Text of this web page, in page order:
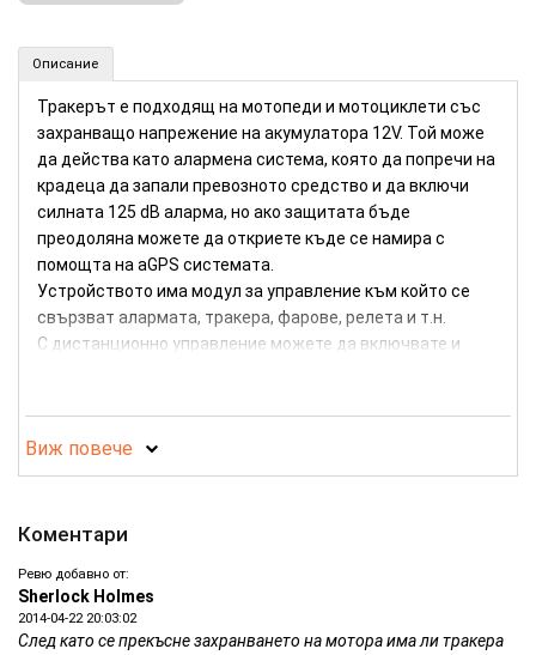
Описание
Тракерът е подходящ на мотопеди и мотоциклети със
захранващо напрежение на акумулатора 12V. Той може
да действа като алармена система, която да попречи на
крадеца да запали превозното средство и да включи
силната 125 dB аларма, но ако защитата бъде
преодоляна можете да откриете къде се намира с
помощта на aGPS системата.
Устройството има модул за управление към който се
свързват алармата, тракера, фарове, релета и т.н.
С дистанционно управление можете да включвате и
покаже местоположението си със звукови и светлинни
сигнали. За Вашето удобство в комплекта има включени
две дистанционни.
получаване на линк с местоположението или чрез
Тракер-аларма за мотопеди
Виж повече
Коментари
Ревю добавно от:
Sherlock Holmes
2014-04-22 20:03:02
След като се прекъсне захранването на мотора има ли тракера